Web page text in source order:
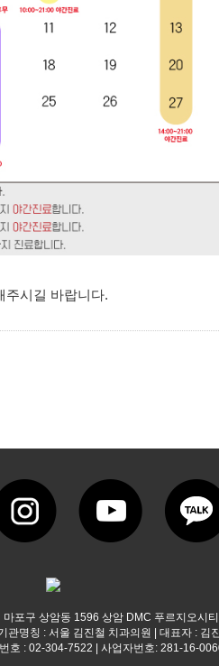
주시길 바랍니다.
마포구 상암동 1596 상암 DMC 푸르지오시
관명칭 : 서울 김진철 치과의원 | 대표자 : 김
호 : 02-304-7522 | 사업자번호: 281-16-